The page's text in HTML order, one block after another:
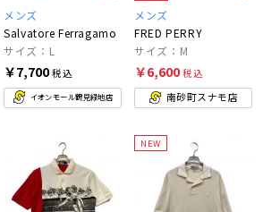
メンズ
Salvatore Ferragamo
サイズ：L
￥7,700税込
イオンモール鶴見緑地店
メンズ
FRED PERRY
サイズ：M
￥6,600税込
南砂町スナモ店
NEW